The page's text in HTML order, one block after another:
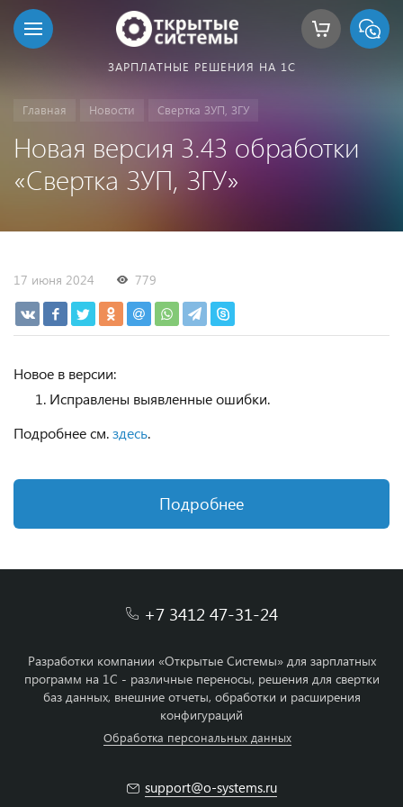
ЗАРПЛАТНЫЕ РЕШЕНИЯ НА 1С
Главная Новости Свертка ЗУП, ЗГУ
Новая версия 3.43 обработки
«Свертка ЗУП, ЗГУ»
17 июня 2024 779
Новое в версии:
Исправлены выявленные ошибки.
Подробнее см.здесь.
Подробнее
+7 3412 47-31-24
Разработки компании «Открытые Системы» для зарплатных
программ на 1С - различные переносы, решения для свертки
баз данных, внешние отчеты, обработки и расширения
конфигураций
Обработка персональных данных
support@o-systems.ru